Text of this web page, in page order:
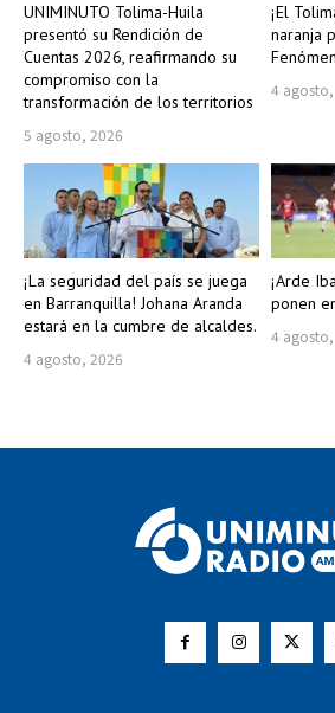
UNIMINUTO Tolima-Huila
presentó su Rendición de
Cuentas 2026, reafirmando su
compromiso con la
transformación de los territorios
5 agosto, 2026
¡El
naranja
4
¡La seguridad del país se juega
en Barranquilla! Johana Aranda
estará en la cumbre de alcaldes.
4 agosto, 2026
¡Arde
ponen
4